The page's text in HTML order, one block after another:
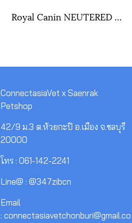
Royal Canin NEUTERED SATIETY BALANCE ขนาด ( 400 กรัม , 1.5 กิโลกรัม , 3.5 กิโลกรัม )
ConnectasiaVet x Saenrak
Petshop
42/9 ม.3 ต.ห้วยกะปิ อ.เมือง จ.ชลบุรี
20000
โทร : 061-142-2241
Line@ : @347zibcn
Email
: connectasiavetchonburi@gmail.co